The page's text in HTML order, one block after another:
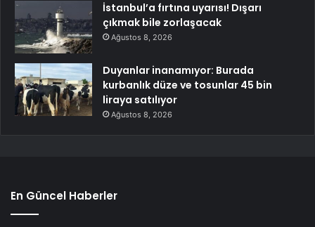
İstanbul’a fırtına uyarısı! Dışarı
çıkmak bile zorlaşacak
Ağustos 8, 2026
Duyanlar inanamıyor: Burada
kurbanlık düze ve tosunlar 45 bin
liraya satılıyor
Ağustos 8, 2026
En Güncel Haberler